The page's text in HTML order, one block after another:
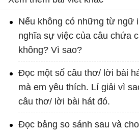
Nếu không có những từ ngữ
nghĩa sự việc của câu chứa
không? Vì sao?
Đọc một số câu thơ/ lời bài
mà em yêu thích. Lí giải vì
câu thơ/ lời bài hát đó.
Đọc bảng so sánh sau và